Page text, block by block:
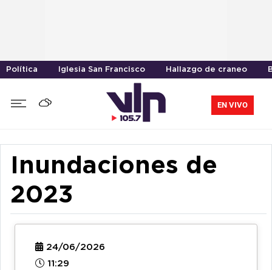
Política Iglesia San Francisco Hallazgo de craneo
EN VIVO
Inundaciones de
2023
24/06/2026
11:29